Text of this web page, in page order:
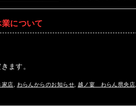
について
ます。
家店 わらんからのお知らせ, 越ノ宴 わらん県央店